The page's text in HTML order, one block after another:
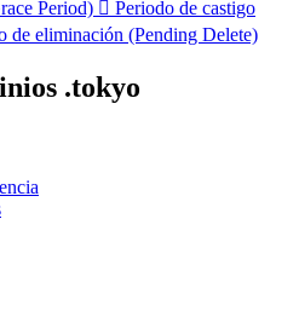
Period)  Periodo de castigo
de eliminación (Pending Delete)
.tokyo